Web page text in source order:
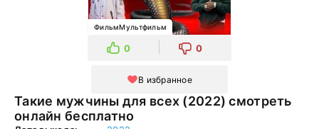
Такие мужчины для всех (2022) смотреть
онлайн бесплатно
ФильмМультфильм
0 0
В избранное